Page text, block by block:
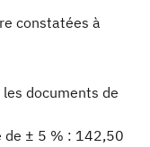
constatées à
documents de
de ± 5 % : 142,50